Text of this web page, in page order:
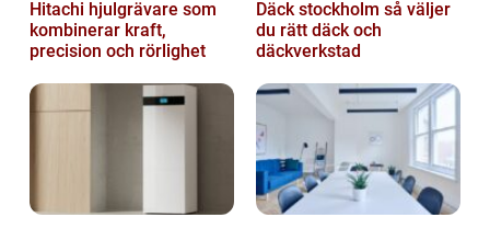
Hitachi hjulgrävare som
kombinerar kraft,
precision och rörlighet
Däck stockholm så väljer
du rätt däck och
däckverkstad